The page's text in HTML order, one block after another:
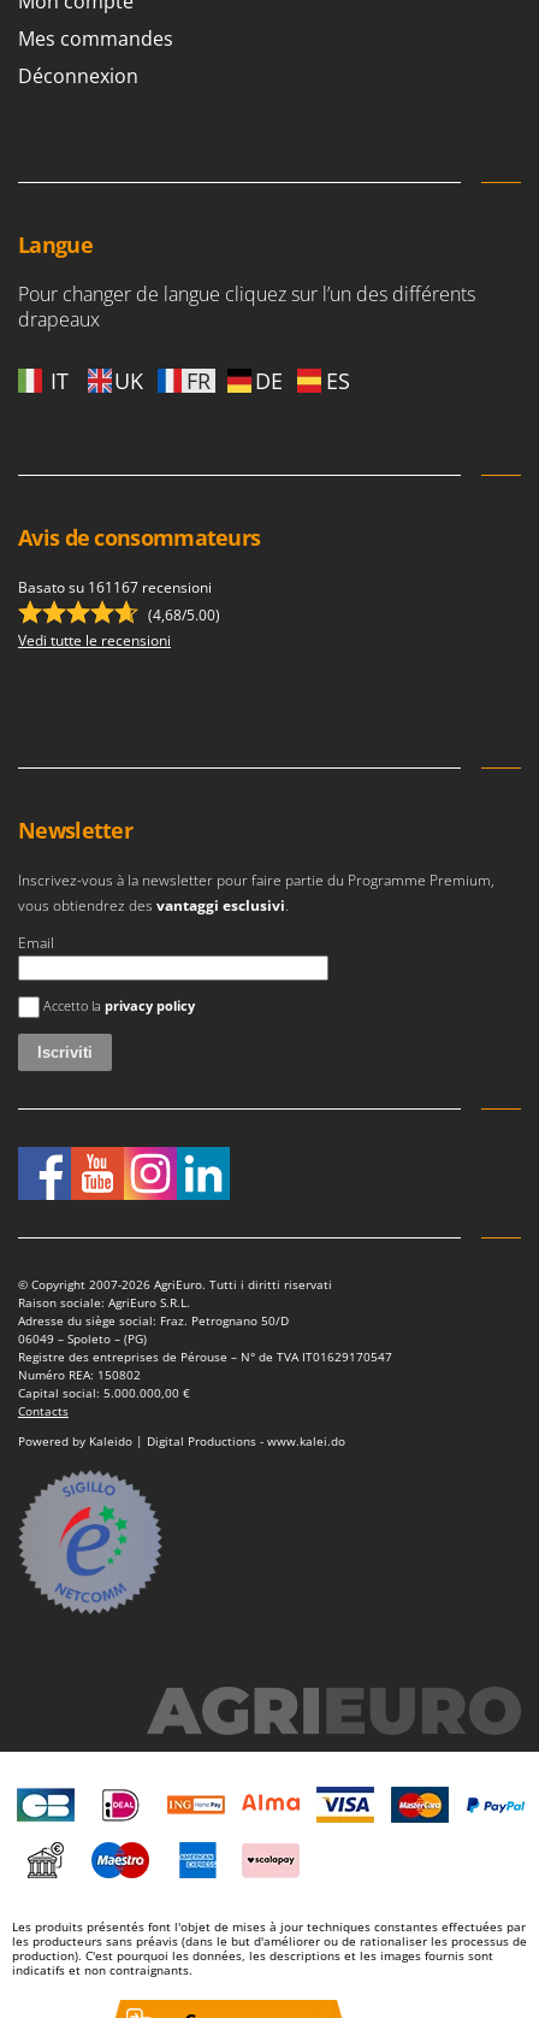
Mes commandes
Déconnexion
Langue
Pour changer de langue cliquez sur l’un des différents
drapeaux
IT UK FR DE ES
Avis de consommateurs
Basato su 161167 recensioni
(4,68/5.00)
Vedi tutte le recensioni
Newsletter
Inscrivez-vous à la newsletter pour faire partie du Programme Premium,
vous obtiendrez des vantaggi esclusivi.
Email
Si è verificato un errore
Accetto la privacy policy
© Copyright 2007-2026 AgriEuro. Tutti i diritti riservati
Raison sociale: AgriEuro S.R.L.
Adresse du siège social: Fraz. Petrognano 50/D
06049 – Spoleto – (PG)
Registre des entreprises de Pérouse – N° de TVA IT01629170547
Numéro REA: 150802
Capital social: 5.000.000,00 €
Contacts
Powered by Kaleido | Digital Productions - www.kalei.do
Les produits présentés font l'objet de mises à jour techniques constantes effectuées par
les producteurs sans préavis (dans le but d'améliorer ou de rationaliser les processus de
production). C'est pourquoi les données, les descriptions et les images fournis sont
indicatifs et non contraignants.